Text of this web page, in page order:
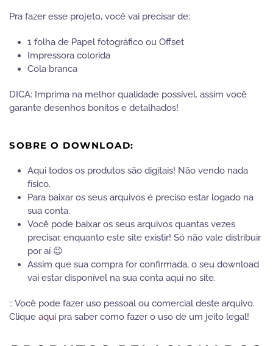
Pra fazer esse projeto, você vai precisar de:
1 folha de Papel fotográfico ou Offset
Impressora colorida
Cola branca
DICA: Imprima na melhor qualidade possível. assim você
garante desenhos bonitos e detalhados!
SOBRE O DOWNLOAD:
Aqui todos os produtos são digitais! Não vendo nada
físico.
Para baixar os seus arquivos é preciso estar logado na
sua conta.
Você pode baixar os seus arquivos quantas vezes
precisar, enquanto este site existir! Só não vale distribuir
por aí 😉
Assim que sua compra for confirmada, o seu download
vai estar disponível na sua conta aqui no site.
:: Você pode fazer uso pessoal ou comercial deste arquivo.
Clique aqui pra saber como fazer o uso de um jeito legal!